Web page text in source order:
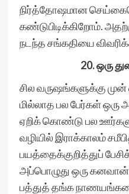
நிர்த்தோஷமான
கண்டுபிடிக்கிறோம்.
நடந்த சங்கதியை
20. ஒரு
சில வருஷங்களுக்கு
மில்லாத பல பேர்கள்
ஏறிக் கொண்டு பல
வழியில் இராக்காலம்
பயத்தைக்குறித்துப்
அப்பொழுது ஒரு
பத்துத் தங்க நாணயங்களை